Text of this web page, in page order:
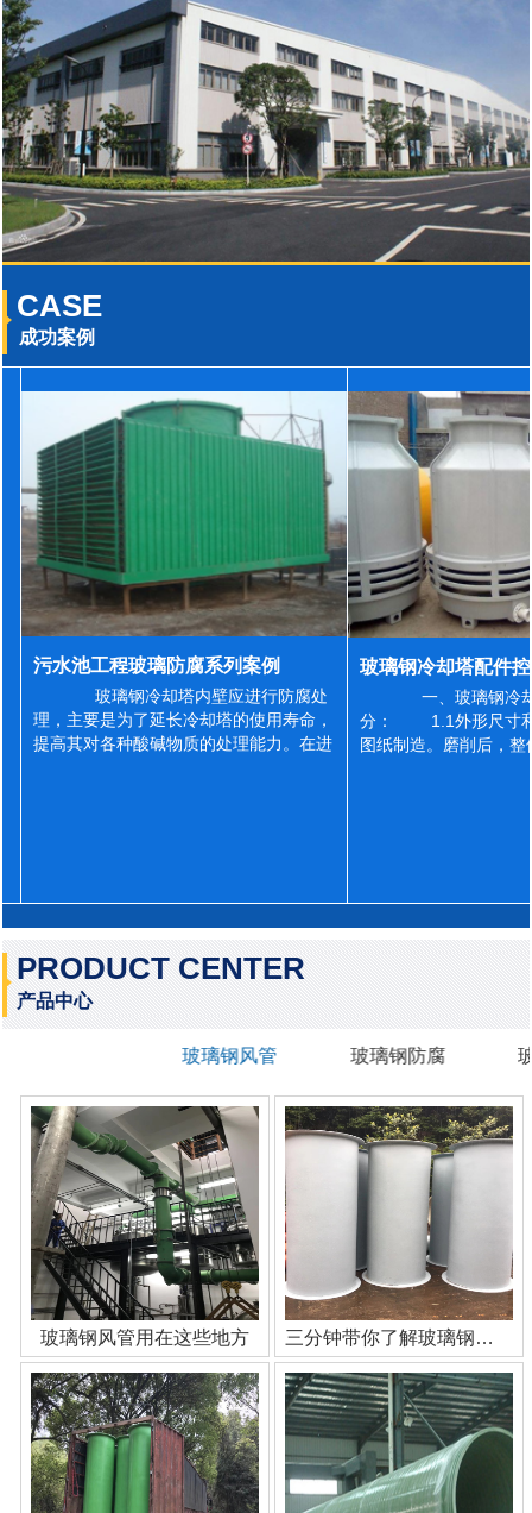
CASE
成功案例
污水池工程玻璃防腐系列案例
玻璃钢冷却塔内壁应进行防腐处
理，主要是为了延长冷却塔的使用寿命，
提高其对各种酸碱物质的处理能力。在进
一、玻璃钢冷
分： 1.1外形尺寸和
图纸制造。磨削后，
PRODUCT CENTER
产品中心
玻璃钢风管 玻璃钢防腐
玻璃钢风管用在这些地方 三分钟带你了解玻璃钢管道